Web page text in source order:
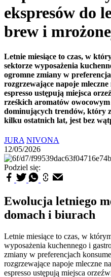
ekspresów do
brew i
Letnie miesiące to czas, w
sektorze wyposażenia
ogromne zmiany w
rozgrzewające napoje
espresso ustępują miejsca
rześkich aromatów
dominujących trendów, który
kilku ostatnich lat, jest bez
JURA NIVONA
12/05/2026
Podziel się:
Ewolucja letniego
domach i biurach
Letnie miesiące to czas, w
wyposażenia kuchennego i
zmiany w preferencjach
rozgrzewające napoje mleczne
espresso ustępują miejsca